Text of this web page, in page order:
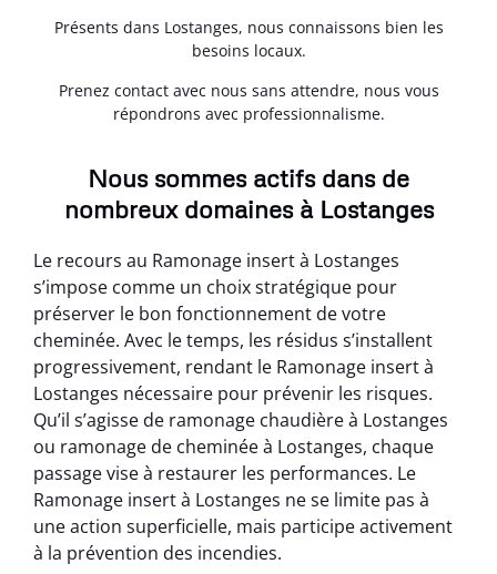
Présents dans Lostanges, nous connaissons bien les
besoins locaux.
Prenez contact avec nous sans attendre, nous vous
répondrons avec professionnalisme.
Nous sommes actifs dans de
nombreux domaines à Lostanges
Le recours au Ramonage insert à Lostanges
s’impose comme un choix stratégique pour
préserver le bon fonctionnement de votre
cheminée. Avec le temps, les résidus s’installent
progressivement, rendant le Ramonage insert à
Lostanges nécessaire pour prévenir les risques.
Qu’il s’agisse de ramonage chaudière à Lostanges
ou ramonage de cheminée à Lostanges, chaque
passage vise à restaurer les performances. Le
Ramonage insert à Lostanges ne se limite pas à
une action superficielle, mais participe activement
à la prévention des incendies.